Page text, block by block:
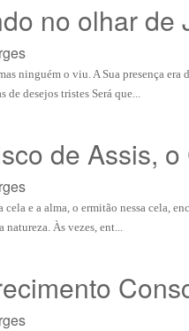
no olhar de
ninguém o viu. A Sua presença era
de desejos tristes Será que...
de Assis,
cela e a alma, o ermitão nessa cela,
natureza. Às vezes, ent...